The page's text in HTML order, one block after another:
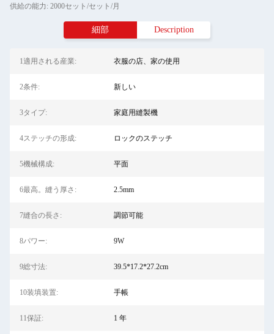
供給の能力: 2000セット/セット/月
細部 Description
1適用される産業: 衣服の店、家の使用
2条件: 新しい
3タイプ: 家庭用縫製機
4ステッチの形成: ロックのステッチ
5機械構成: 平面
6最高。縫う厚さ: 2.5mm
7縫合の長さ: 調節可能
8パワー: 9W
9総寸法: 39.5*17.2*27.2cm
10装填装置: 手帳
11保証: 1 年